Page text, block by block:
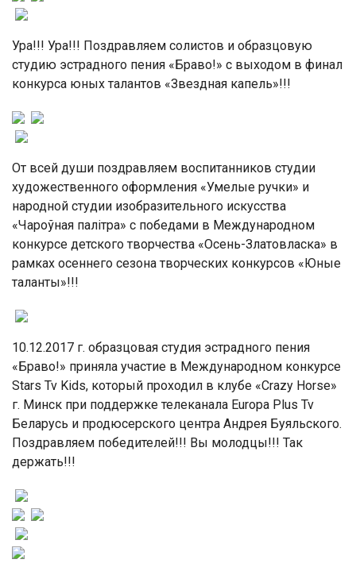
Ура!!! Ура!!! Поздравляем солистов и образцовую
студию эстрадного пения «Браво!» с выходом в финал
конкурса юных талантов «Звездная капель»!!!
От всей души поздравляем воспитанников студии
художественного оформления «Умелые ручки» и
народной студии изобразительного искусства
«Чароўная палітра» с победами в Международном
конкурсе детского творчества «Осень-Златовласка» в
рамках осеннего сезона творческих конкурсов «Юные
таланты»!!!
10.12.2017 г. образцовая студия эстрадного пения
«Браво!» приняла участие в Международном конкурсе
Stars Tv Kids, который проходил в клубе «Crazy Horse»
г. Минск при поддержке телеканала Europa Plus Tv
Беларусь и продюсерского центра Андрея Буяльского.
Поздравляем победителей!!! Вы молодцы!!! Так
держать!!!